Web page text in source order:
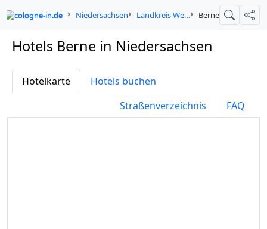
cologne-in.de Niedersachsen Landkreis Wesermarsch Berne Suche
Hotels Berne in Niedersachsen
Hotelkarte
Hotels buchen
Straßenverzeichnis
FAQ